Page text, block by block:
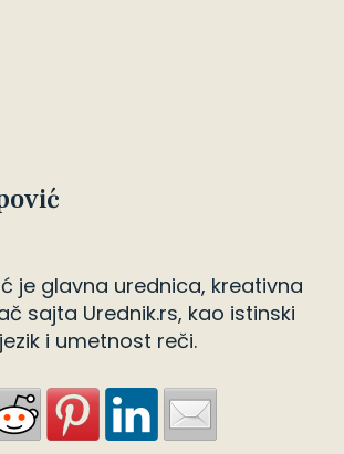
je glavna urednica, kreativna
sajta Urednik.rs, kao istinski
i umetnost reči.